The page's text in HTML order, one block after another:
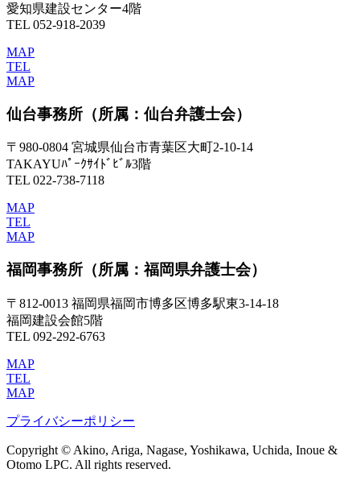
愛知県建設センター4階
TEL 052-918-2039
MAP
TEL
MAP
仙台事務所 （所属：仙台弁護士会）
〒980-0804 宮城県仙台市青葉区大町2-10-14
TAKAYUﾊﾟｰｸｻｲﾄﾞﾋﾞﾙ3階
TEL 022-738-7118
MAP
TEL
MAP
福岡事務所 （所属：福岡県弁護士会）
〒812-0013 福岡県福岡市博多区博多駅東3-14-18
福岡建設会館5階
TEL 092-292-6763
MAP
TEL
MAP
プライバシーポリシー
Copyright © Akino, Ariga, Nagase, Yoshikawa, Uchida, Inoue &
Otomo LPC. All rights reserved.